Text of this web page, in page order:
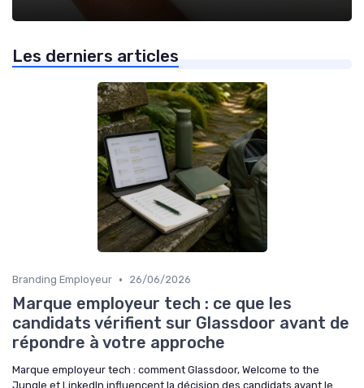
Les derniers articles
Branding Employeur • 26/06/2026
Marque employeur tech : ce que les
candidats vérifient sur Glassdoor avant de
répondre à votre approche
Marque employeur tech : comment Glassdoor, Welcome to the
Jungle et LinkedIn influencent la décision des candidats avant le